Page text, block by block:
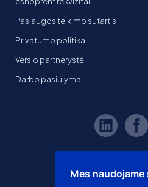
Mes naudojame
Paslaugos teikimo sutartis
Privatumo politika
Verslo partnerystė
Darbo pasiūlymai